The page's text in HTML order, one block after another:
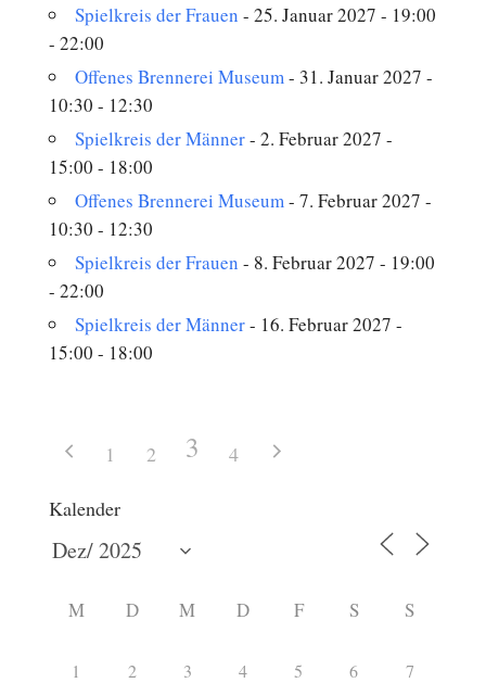
Spielkreis der Frauen - 25. Januar 2027 - 19:00
- 22:00
Offenes Brennerei Museum- 31. Januar 2027 -
10:30 - 12:30
Spielkreis der Männer- 2. Februar 2027 -
15:00 - 18:00
Offenes Brennerei Museum- 7. Februar 2027 -
10:30 - 12:30
Spielkreis der Frauen - 8. Februar 2027 - 19:00
- 22:00
Spielkreis der Männer- 16. Februar 2027 -
15:00 - 18:00
1 2 3 4
Kalender
M D M D F S S
1 2 3 4 5 6 7